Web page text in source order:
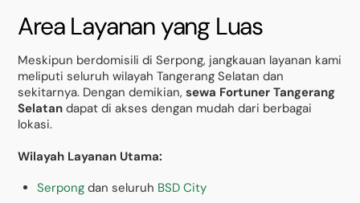
Area Layanan yang Luas
Meskipun berdomisili di Serpong, jangkauan layanan kami
meliputi seluruh wilayah Tangerang Selatan dan
sekitarnya. Dengan demikian,sewa Fortuner Tangerang
Selatan dapat di akses dengan mudah dari berbagai
lokasi.
Wilayah Layanan Utama:
Serpong dan seluruh BSD City